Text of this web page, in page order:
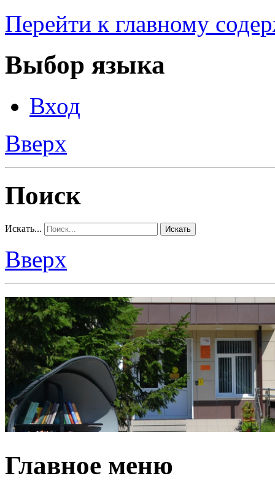
Перейти к главному
Выбор языка
Вход
Вверх
Поиск
Искать... Искать
Вверх
Главное меню